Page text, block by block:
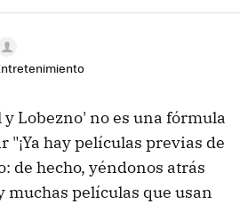
y Lobezno' no es una fórmula
"¡Ya hay películas previas de
de hecho, yéndonos atrás
muchas películas que usan